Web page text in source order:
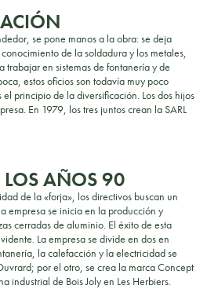
se pone manos a la obra: se deja
de la soldadura y los metales,
trabajar en sistemas de fontanería y de
estos oficios son todavía muy poco
principio de la diversificación. Los dos hijos
En 1979, los tres juntos crean la SARL
LOS AÑOS 90
de la «forja», los directivos buscan un
empresa se inicia en la producción y
cerradas de aluminio. El éxito de esta
La empresa se divide en dos en
la calefacción y la electricidad se
por el otro, se crea la marca Concept
industrial de Bois Joly en Les Herbiers.